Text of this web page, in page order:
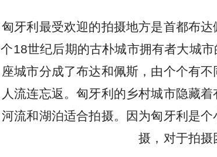
匈牙利最受欢迎的拍摄地方是首都布
个18世纪后期的古朴城市拥有者大城
座城市分成了布达和佩斯，由个个有
人流连忘返。匈牙利的乡村城市隐藏
河流和湖泊适合拍摄。因为匈牙利是
摄，对于拍摄